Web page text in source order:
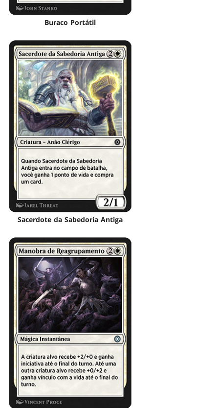
Buraco Portátil
Sacerdote da Sabedoria Antiga